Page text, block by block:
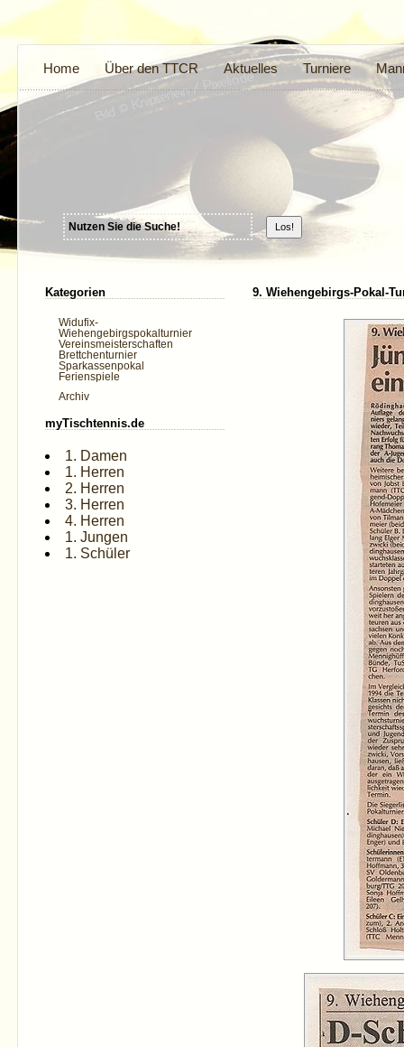
Home Über den TTCR Aktuelles Turniere
9. Wiehengebirgs-Pokal-
Kategorien
Widufix-
Wiehengebirgspokalturnier
Vereinsmeisterschaften
Brettchenturnier
Sparkassenpokal
Ferienspiele
Archiv
myTischtennis.de
1. Damen
1. Herren
2. Herren
3. Herren
4. Herren
1. Jungen
1. Schüler